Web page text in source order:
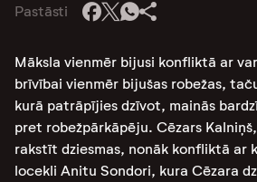
Pastāsti
Māksla vienmēr bijusi konfliktā ar
brīvībai vienmēr bijušas robežas,
kurā patrāpījies dzīvot, mainās
pret robežpārkāpēju. Cēzars
rakstīt dziesmas, nonāk konfliktā ar
locekli Anitu Sondori, kura Cēzara